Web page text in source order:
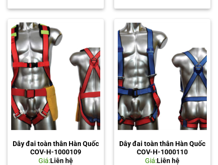
Dây đai toàn thân Hàn Quốc
COV-H-1000109
Giá:Liên hệ
Dây đai toàn thân Hàn Quốc
COV-H-1000110
Giá:Liên hệ